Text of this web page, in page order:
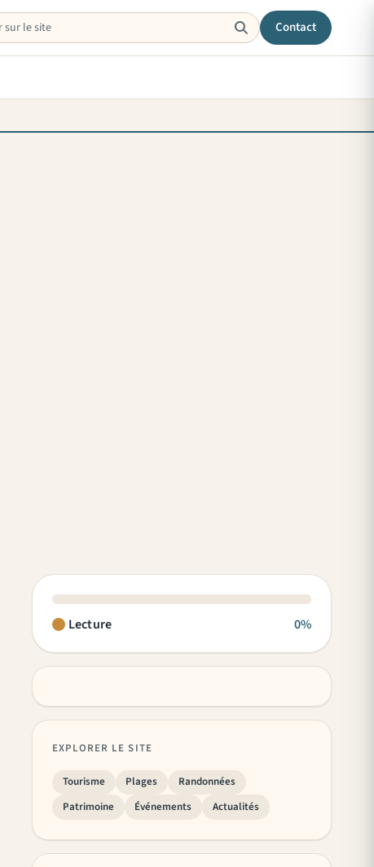
Contact
Lecture 0%
EXPLORER LE SITE
Tourisme Plages
Randonnées
Patrimoine
Événements Actualités